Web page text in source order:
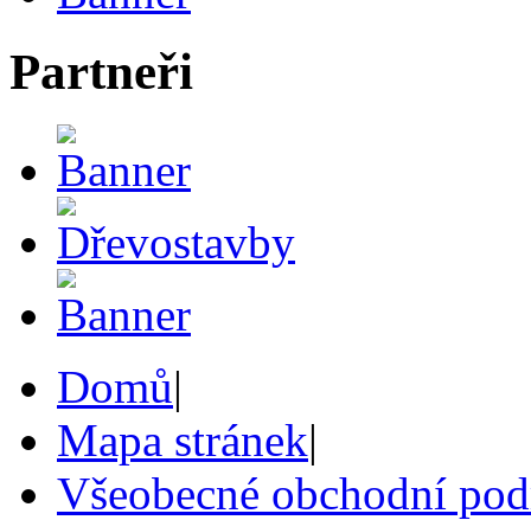
Partneři
Domů|
Mapa stránek|
Všeobecné obchodní